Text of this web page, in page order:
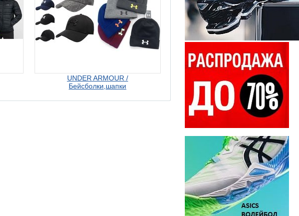
UNDER ARMOUR /
Бейсболки,шапки